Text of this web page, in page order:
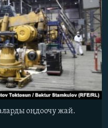
оңдоочу жай.